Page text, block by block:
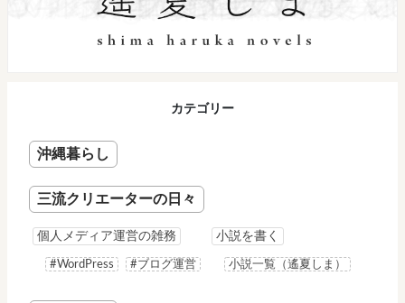
カテゴリー
沖縄暮らし
三流クリエーターの日々
個人メディア運営の雑務
#WordPress #ブログ運営
小説を書く
小説一覧（遙夏しま）